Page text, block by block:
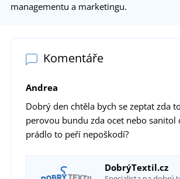
managementu a marketingu.
Komentáře
Andrea
Dobrý den chtěla bych se zeptat zda
perovou bundu zda ocet nebo sanitol
prádlo to peří nepoškodí?
DobrýTextil.cz